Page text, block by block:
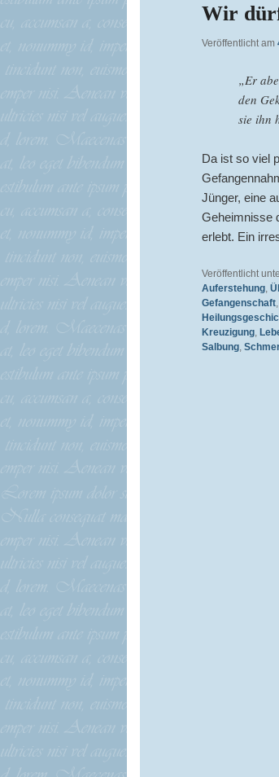
Wir
Veröffentlicht am
„Er
den
sie ihn
Da ist so viel
Jünger, eine
Geheimnisse
erlebt. Ein
Veröffentlicht
Auferstehung,
Gefangenschaft,
Kreuzigung,
Salbung,